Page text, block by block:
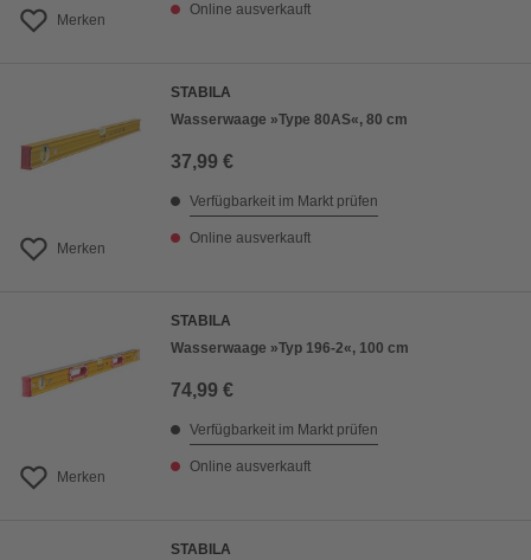
Merken
Online ausverkauft
Merken
STABILA
Wasserwaage »Type 80AS«, 80 cm
37,99 €
Verfügbarkeit im Markt prüfen
Online ausverkauft
Merken
STABILA
Wasserwaage »Typ 196-2«, 100 cm
74,99 €
Verfügbarkeit im Markt prüfen
Online ausverkauft
STABILA